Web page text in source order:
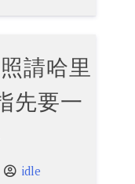
請哈里
先要一
idle